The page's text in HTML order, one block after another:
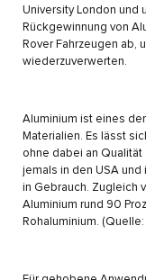
University London und
Rückgewinnung von
Rover Fahrzeugen ab,
wiederzuverwerten.
Aluminium ist eines
Materialien. Es lässt
ohne dabei an
jemals in den USA
in Gebrauch. Zugleich
Aluminium rund 90
Rohaluminium.